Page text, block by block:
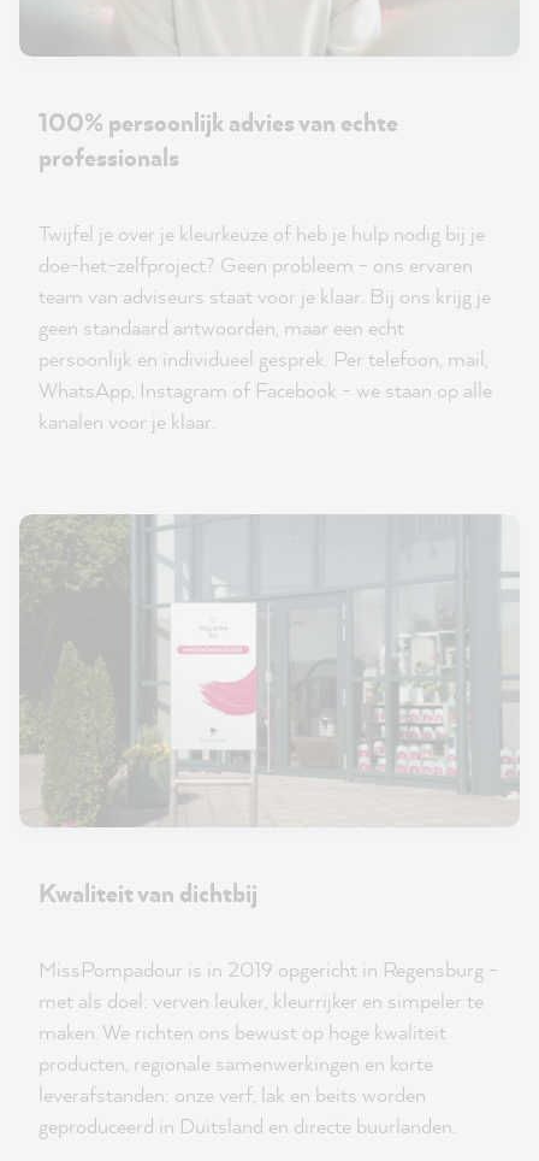
100% persoonlijk advies van echte
professionals
Twijfel je over je kleurkeuze of heb je hulp nodig bij je
doe-het-zelfproject? Geen probleem - ons ervaren
team van adviseurs staat voor je klaar. Bij ons krijg je
geen standaard antwoorden, maar een echt
persoonlijk en individueel gesprek. Per telefoon, mail,
WhatsApp, Instagram of Facebook - we staan op alle
kanalen voor je klaar.
Kwaliteit van dichtbij
MissPompadour is in 2019 opgericht in Regensburg -
met als doel: verven leuker, kleurrijker en simpeler te
maken. We richten ons bewust op hoge kwaliteit
producten, regionale samenwerkingen en korte
leverafstanden: onze verf, lak en beits worden
geproduceerd in Duitsland en directe buurlanden.